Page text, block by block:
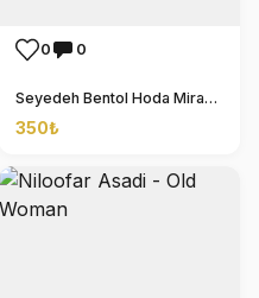
0 0
Seyedeh Bentol Hoda Mirazizi - Historical Monument
350₺